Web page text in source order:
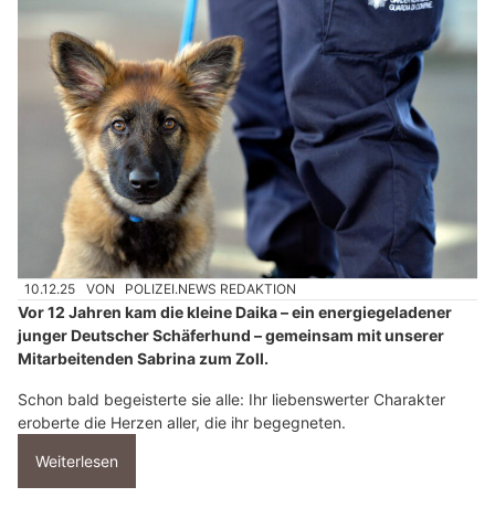
10.12.25 VON POLIZEI.NEWS REDAKTION
Vor 12 Jahren kam die kleine Daika – ein energiegeladener
junger Deutscher Schäferhund – gemeinsam mit unserer
Mitarbeitenden Sabrina zum Zoll.
Schon bald begeisterte sie alle: Ihr liebenswerter Charakter
eroberte die Herzen aller, die ihr begegneten.
Weiterlesen